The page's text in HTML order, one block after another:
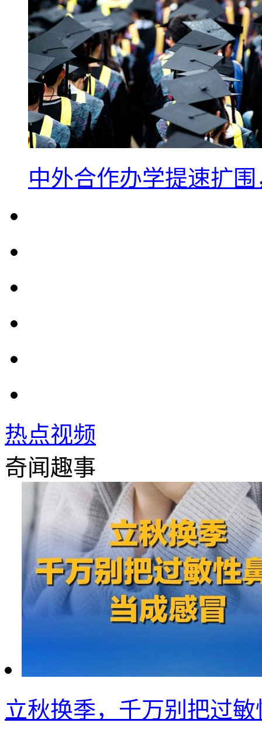
中外合作办学提速扩
热点视频
奇闻趣事
立秋换季，千万别把过